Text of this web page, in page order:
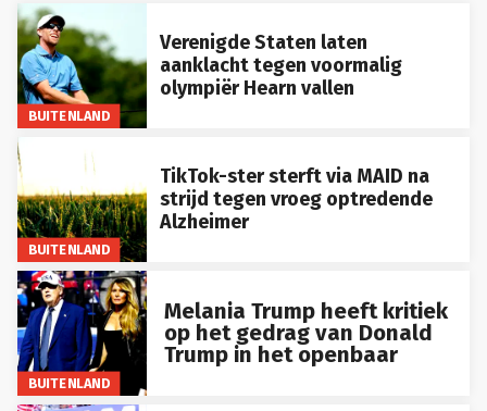
BUITENLAND
Verenigde Staten laten
aanklacht tegen voormalig
olympiër Hearn vallen
BUITENLAND
TikTok-ster sterft via MAID na
strijd tegen vroeg optredende
Alzheimer
BUITENLAND
Melania Trump heeft kritiek
op het gedrag van Donald
Trump in het openbaar